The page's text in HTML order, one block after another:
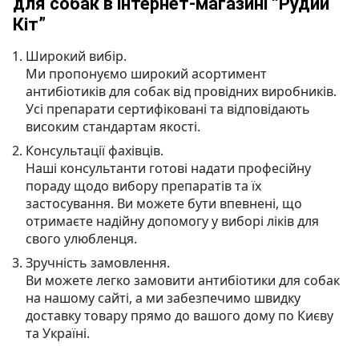
Кіт”
Широкий вибір.
Ми пропонуємо широкий асортимент
антибіотиків для собак від провідних виробників.
Усі препарати сертифіковані та відповідають
високим стандартам якості.
Консультації фахівців.
Наші консультанти готові надати професійну
пораду щодо вибору препаратів та їх
застосування. Ви можете бути впевнені, що
отримаєте надійну допомогу у виборі ліків для
свого улюбленця.
Зручність замовлення.
Ви можете легко замовити антибіотики для собак
на нашому сайті, а ми забезпечимо швидку
доставку товару прямо до вашого дому по Києву
та Україні.